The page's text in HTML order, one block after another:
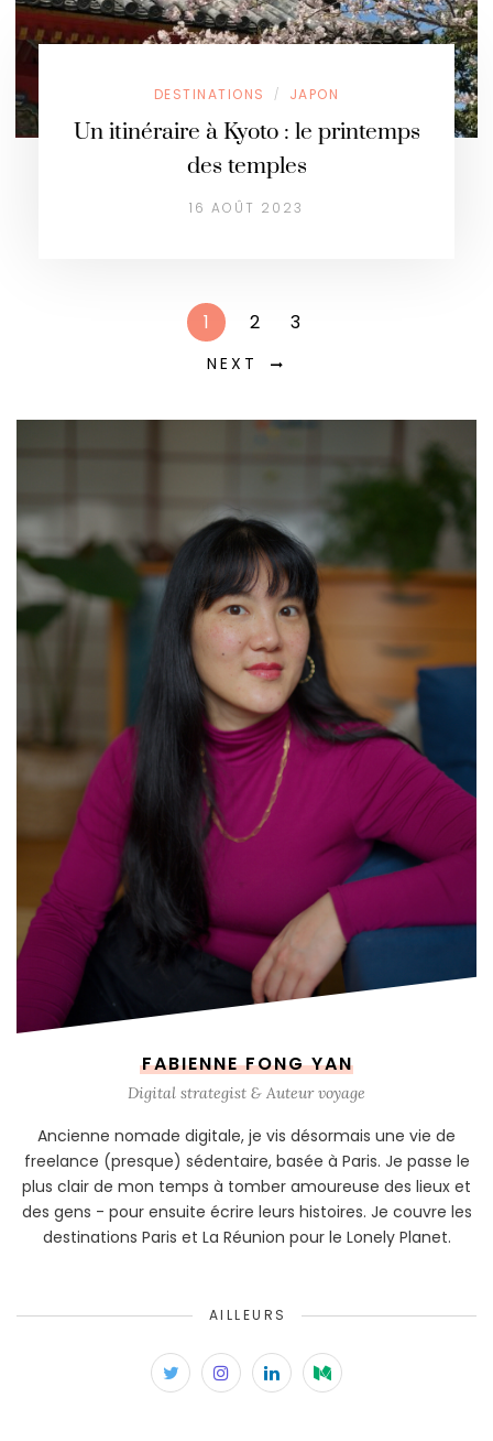
DESTINATIONS / JAPON
Un itinéraire à Kyoto : le printemps
des temples
16 AOÛT 2023
1 2 3
NEXT
FABIENNE FONG YAN
Digital strategist & Auteur voyage
Ancienne nomade digitale, je vis désormais une vie de
freelance (presque) sédentaire, basée à Paris. Je passe le
plus clair de mon temps à tomber amoureuse des lieux et
des gens - pour ensuite écrire leurs histoires. Je couvre les
destinations Paris et La Réunion pour le Lonely Planet.
AILLEURS